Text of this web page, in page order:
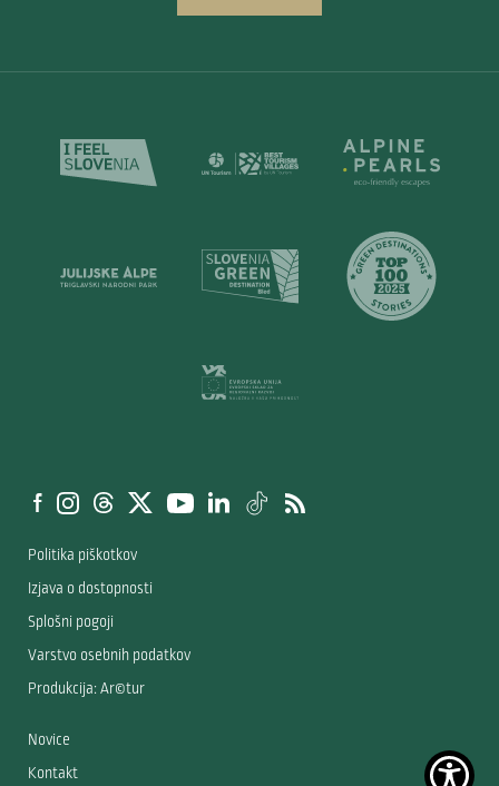
Kontakt
Novice
Politika piškotkov
Izjava o dostopnosti
Splošni pogoji
Varstvo osebnih podatkov
Produkcija: Ar©tur